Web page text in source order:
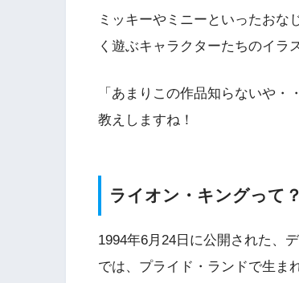
ミッキーやミニーといったおな
く遊ぶキャラクターたちのイラ
「あまりこの作品知らないや
教えしますね！
ライオン・キングって？
1994年6月24日に公開された、
では、プライド・ランドで生ま